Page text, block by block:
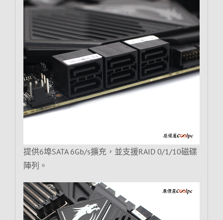
提供6埠SATA 6Gb/s擴充，並支援RAID 0/1/10磁碟
陣列。